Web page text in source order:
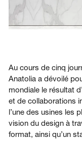
S’abonner
Au cours de cinq
Anatolia a dévoilé
mondiale le résultat
et de collaborations
l’une des usines les
vision du design à
format, ainsi qu’un